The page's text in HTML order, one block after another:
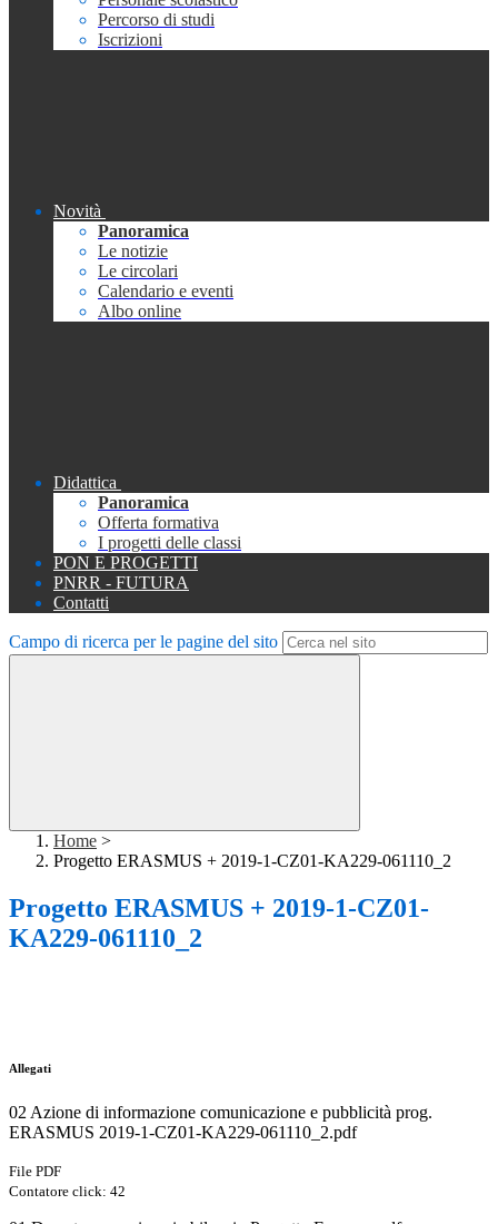
Percorso di studi
Iscrizioni
Novità
Panoramica
Le notizie
Le circolari
Calendario e eventi
Albo online
Didattica
Panoramica
Offerta formativa
I progetti delle classi
PON E PROGETTI
PNRR - FUTURA
Contatti
Campo di ricerca per le pagine del sito
Home >
Progetto ERASMUS + 2019-1-CZ01-KA229-061110_2
Progetto ERASMUS + 2019-1-CZ01-
KA229-061110_2
Allegati
02 Azione di informazione comunicazione e pubblicità prog.
ERASMUS 2019-1-CZ01-KA229-061110_2.pdf
File PDF
Contatore click: 42